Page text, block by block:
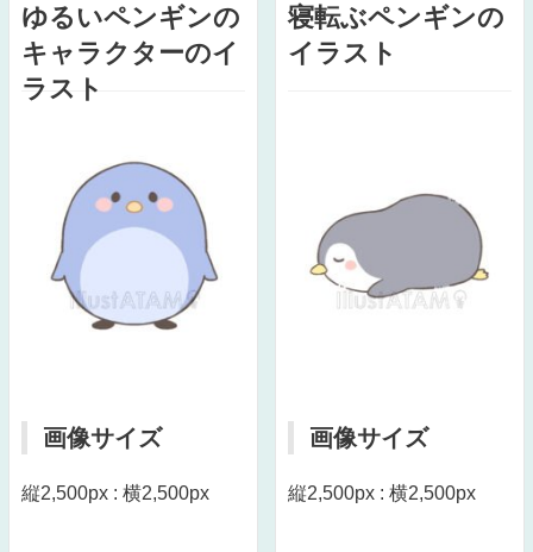
ゆるいペンギンの
キャラクターのイ
ラスト
画像サイズ
縦2,500px : 横2,500px
寝転ぶペンギンの
イラスト
画像サイズ
縦2,500px : 横2,500px